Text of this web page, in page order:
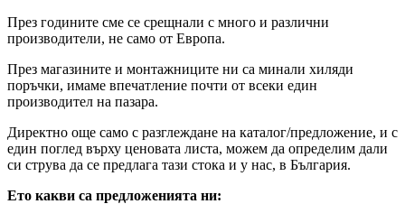
През годините сме се срещнали с много и различни
производители, не само от Европа.
През магазините и монтажниците ни са минали хиляди
поръчки, имаме впечатление почти от всеки един
производител на пазара.
Директно още само с разглеждане на каталог/предложение, и с
един поглед върху ценовата листа, можем да определим дали
си струва да се предлага тази стока и у нас, в България.
Ето какви са предложенията ни: